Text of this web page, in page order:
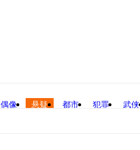
偶像 悬疑 都市 犯罪 武侠